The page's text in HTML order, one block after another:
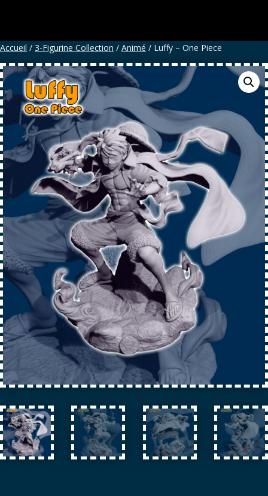
Accueil / 3-Figurine Collection / Animé / Luffy – One Piece